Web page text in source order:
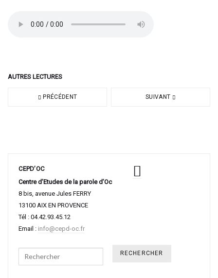
AUTRES LECTURES
PRÉCÉDENT SUIVANT
CEPD’OC
Centre d’Etudes de la parole d’Oc
8 bis, avenue Jules FERRY
13100 AIX EN PROVENCE
Tél : 04.42.93.45.12
Email : info@cepd-oc.fr
Search